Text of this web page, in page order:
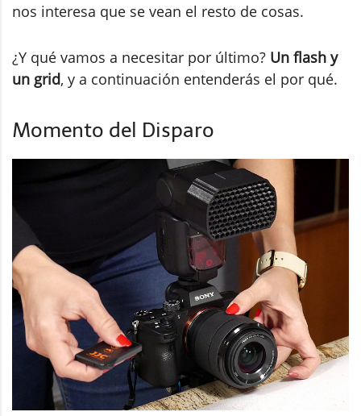
nos interesa que se vean el resto de cosas.
¿Y qué vamos a necesitar por último? Un flash y
un grid, y a continuación entenderás el por qué.
Momento del Disparo